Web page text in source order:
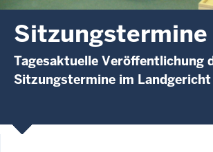
Sitzungstermine
Tagesaktuelle Veröffentlichung
Sitzungstermine im Landgericht